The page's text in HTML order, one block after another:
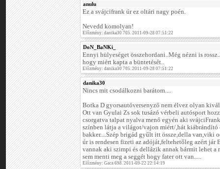
anulu
Ez a svájcifrank úr ez oltári nagy poén.
Nevedd komolyan!
Előzmény: danika30 705. 2011-09-28 07:51:22
DoN_BaNKi_
Ennyi hülyeséget összehordani..Még nézni is
hogy miért kapta a büntetését..
Előzmény: danika30 705. 2011-09-28 07:51:22
danika30
Nincs mit csodálkozni barátom....
Botka D gyorsautóversenyző nem élvez olyan
Ott van Gyulai Zs sok tusázó vérbeli autósport
csorgatva talpat nyalva menő egyén aki
színben látja a világot/vajon miért/,hát kiábrándító
bakker....Szép brigád gyűlt itt össze,della van,viki
úr is rendesen fizeti az adóját,feltehetőleg azért jár
vannak aki szimpi és dellázik annak bármit lehet a
sem menti meg a seggét hogy fater ott van.....
Előzmény: Gaca 698. 2011-09-22 22:14:19